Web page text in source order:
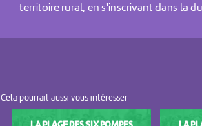
territoire rural, en s'inscrivant dans la
Cela pourrait aussi vous intéresser